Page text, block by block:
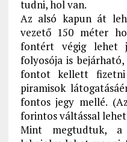
tudni, hol van.
Az alsó kapun át
vezető 150 méter
fontért végig lehet
folyosója is
fontot kellett
piramisok
fontos jegy mellé.
forintos váltással
Mint megtudtuk, a